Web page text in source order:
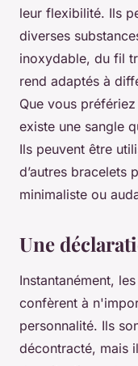
leur flexibilité. Ils
diverses
inoxydable, du fil
rend adaptés à
Que vous
existe une sangle
Ils peuvent être
d’autres bracelets
minimaliste ou
Une
Instantanément,
confèrent à
personnalité. Ils
décontracté, mais